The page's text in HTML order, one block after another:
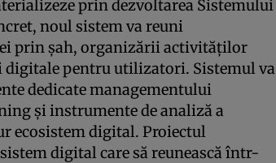
prin dezvoltarea Sistemului
noul sistem va reuni
prin șah, organizării activităților
pentru utilizatori. Sistemul va
dedicate managementului
și instrumente de analiză a
ecosistem digital. Proiectul
digital care să reunească într-